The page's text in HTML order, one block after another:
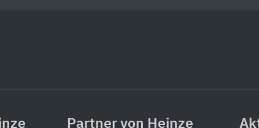
Partner von Heinze